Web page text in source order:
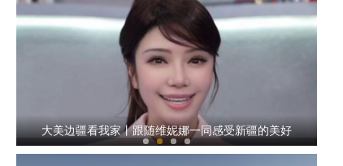
大美边疆看我家丨跟随维妮娜一同感受新疆的美好